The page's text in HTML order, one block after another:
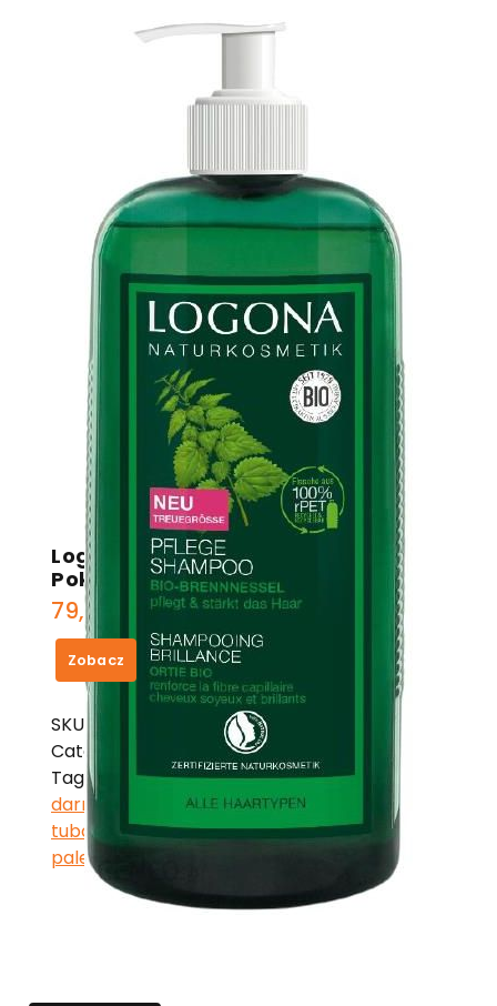
Logona Pielęgnacyjny Szampon
Pokrzywa 750 ml
79,85
Zobacz
SKU:
Category:
Tags:
empik kubek z nadrukiem,etutor za
darmo
krem do solarium,krem nivea w
tubce
odżywka do rzęs biotebal opinie
palette popielaty blond efekty